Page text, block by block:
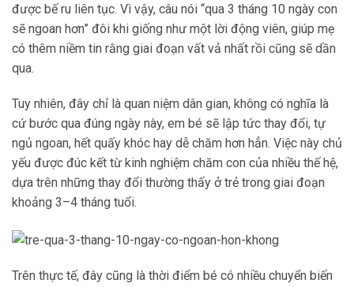
được bế ru liên tục. Vì vậy, câu nói “qua 3 tháng 10 ngày con
sẽ ngoan hơn” đôi khi giống như một lời động viên, giúp mẹ
có thêm niềm tin rằng giai đoạn vất vả nhất rồi cũng sẽ dần
qua.
Tuy nhiên, đây chỉ là quan niệm dân gian, không có nghĩa là
cứ bước qua đúng ngày này, em bé sẽ lập tức thay đổi, tự
ngủ ngoan, hết quấy khóc hay dễ chăm hơn hẳn. Việc này chủ
yếu được đúc kết từ kinh nghiệm chăm con của nhiều thế hệ,
dựa trên những thay đổi thường thấy ở trẻ trong giai đoạn
khoảng 3–4 tháng tuổi.
Trên thực tế, đây cũng là thời điểm bé có nhiều chuyển biến